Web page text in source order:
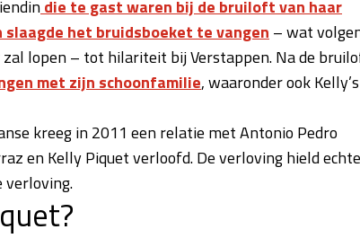
die te gast waren bij de bruiloft van haar
het bruidsboeket te vangen – wat
lopen – tot hilariteit bij Verstappen. Na de
met zijn schoonfamilie, waaronder ook Kelly’s
kreeg in 2011 een relatie met Antonio Pedro
en Kelly Piquet verloofd. De verloving hield
verloving.